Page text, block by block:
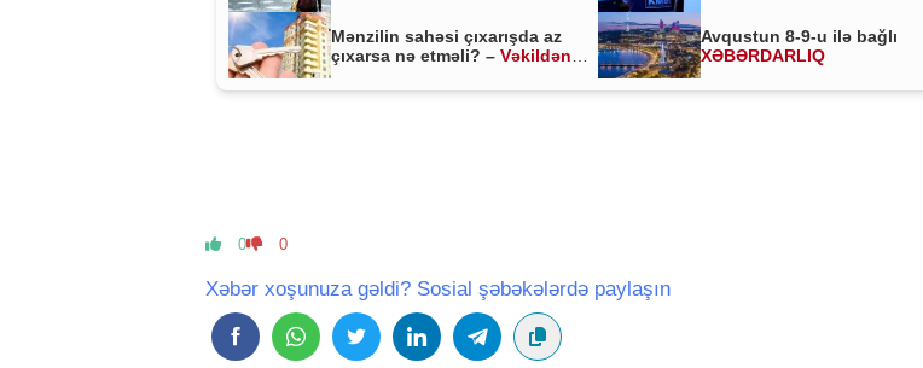
Mənzilin sahəsi çıxarışda az
çıxarsa nə etməli? –Vəkildən
Avqustun 8-9-u ilə bağlı
XƏBƏRDARLIQ
0 0
Xəbər xoşunuza gəldi? Sosial şəbəkələrdə paylaşın